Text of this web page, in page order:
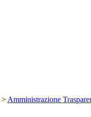
> Amministrazione